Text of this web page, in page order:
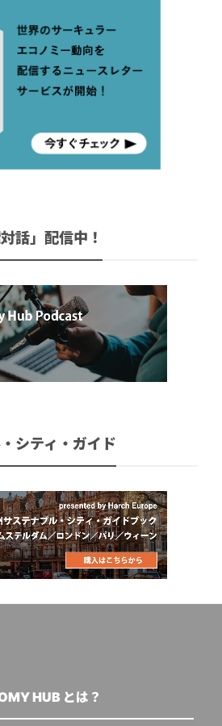
話」配信中！
シティ・ガイド
HUB とは？